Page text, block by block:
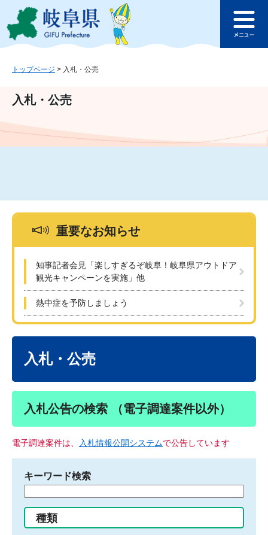
ジ
ュ
文
このページの本文へ
ュ
トップページ > 入札・公売
入札・公売
重要なお知らせ
知事記者会見「楽しすぎるぞ岐阜！岐阜県アウトドア
観光キャンペーンを実施」他
熱中症を予防しましょう
入札・公売
入札公告の検索 （電子調達案件以外）
電子調達案件は、 入札情報公開システムで公告しています
キーワード検索
る
種類